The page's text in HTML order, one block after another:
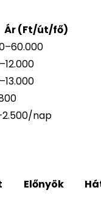
Ár (Ft/út/fő)
nap
Előnyök